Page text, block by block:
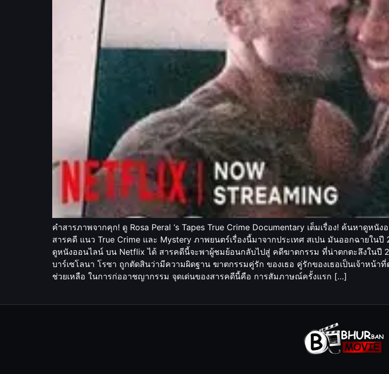
คำสารภาพจากคุก! ดู Rosa Peral ‘s Tapes True Crime Documentary เต็มเรื่อง! ค้นหาดูหนั
สารคดี แนว True Crime และ Mystery ภาพยนตร์เรื่องนี้มาจากประเทศ สเปน มันออกฉายใน
ดูหนังออนไลน์ บน Netflix ได้ สารคดีนี้จะพาผู้ชมย้อนกลับไปสู่ คดีฆาตกรรม ที่น่าตกตะลึงในปี
บาร์เซโลนา โรซา ถูกตัดสินว่ามีความผิดฐาน ฆาตกรรมคู่รัก ของเธอ คู่รักของเธอเป็นเจ้าหน้
ช่วยเหลือ ในการก่ออาชญากรรม จุดเด่นของสารคดีนี้คือ การสัมภาษณ์ครั้งแรก […]